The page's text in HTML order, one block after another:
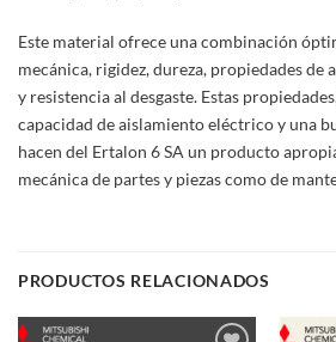
Este material ofrece una combinación
mecánica, rigidez, dureza, propiedades de
y resistencia al desgaste. Estas
capacidad de aislamiento eléctrico y una
hacen del Ertalon 6 SA un producto
mecánica de partes y piezas como de
PRODUCTOS RELACIONADOS